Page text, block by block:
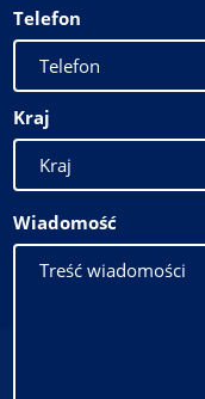
Telefon
Kraj
Wiadomość